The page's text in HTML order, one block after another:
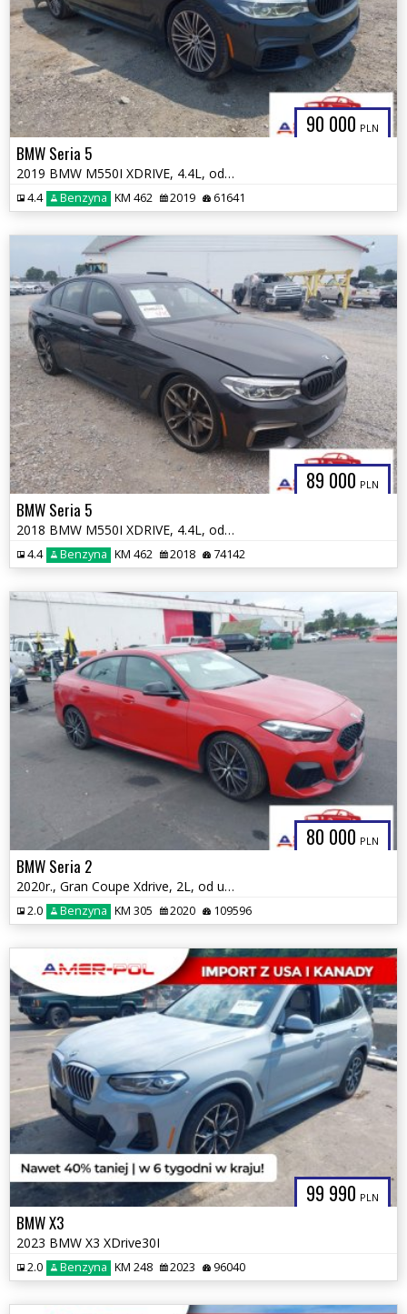
90 000 PLN
BMW Seria 5
2019 BMW M550I XDRIVE, 4.4L, od ubezpieczalni
4.4 Benzyna KM 462 2019 61641
89 000 PLN
BMW Seria 5
2018 BMW M550I XDRIVE, 4.4L, od ubezpieczalni
4.4 Benzyna KM 462 2018 74142
80 000 PLN
BMW Seria 2
2020r., Gran Coupe Xdrive, 2L, od ubezpieczalni
2.0 Benzyna KM 305 2020 109596
99 990 PLN
BMW X3
2023 BMW X3 XDrive30I
2.0 Benzyna KM 248 2023 96040